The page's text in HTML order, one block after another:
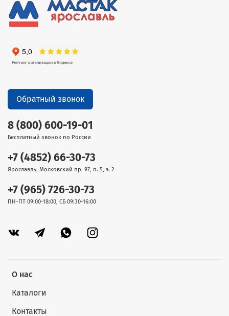
О нас
Каталоги
Контакты
8 (800) 600-19-01
Бесплатный звонок по России
+7 (4852) 66-30-73
Ярославль, Московский пр. 97, п. 5, э. 2
+7 (965) 726-30-73
ПН-ПТ 09:00-18:00, СБ 09:30-16:00
Обратный звонок